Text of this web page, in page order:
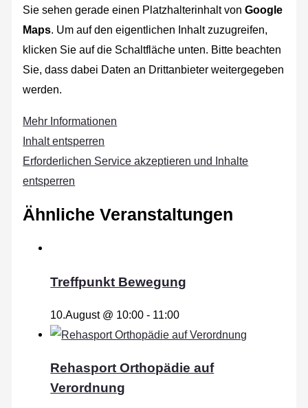
Sie sehen gerade einen Platzhalterinhalt vonGoogle
Maps. Um auf den eigentlichen Inhalt zuzugreifen,
klicken Sie auf die Schaltfläche unten. Bitte beachten
Sie, dass dabei Daten an Drittanbieter weitergegeben
werden.
Mehr Informationen
Inhalt entsperren
Erforderlichen Service akzeptieren und Inhalte
entsperren
Ähnliche Veranstaltungen
Treffpunkt Bewegung
10.August @ 10:00 - 11:00
Rehasport Orthopädie auf
Verordnung